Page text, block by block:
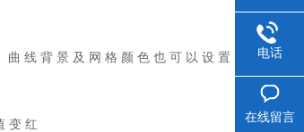
线 背 景 及 网 格 颜 色 也 可 以 设 置
变 红
电话
在线留言